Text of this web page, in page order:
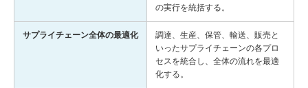
の実行を統括する。
サプライチェーン全体の最適化
調達、生産、保管、輸送、販売と
いったサプライチェーンの各プロ
セスを統合し、全体の流れを最適
化する。